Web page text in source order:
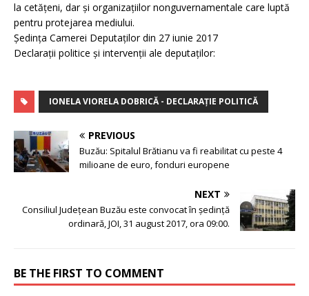
la cetăţeni, dar şi organizaţiilor nonguvernamentale care luptă
pentru protejarea mediului.
Şedinţa Camerei Deputaţilor din 27 iunie 2017
Declaraţii politice şi intervenţii ale deputaţilor:
IONELA VIORELA DOBRICĂ - DECLARAŢIE POLITICĂ
PREVIOUS
Buzău: Spitalul Brătianu va fi reabilitat cu peste 4
milioane de euro, fonduri europene
NEXT
Consiliul Județean Buzău este convocat în ședință
ordinară, JOI, 31 august 2017, ora 09:00.
BE THE FIRST TO COMMENT